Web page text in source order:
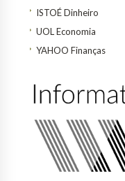
ISTOÉ Dinheiro
UOL Economia
YAHOO Finanças